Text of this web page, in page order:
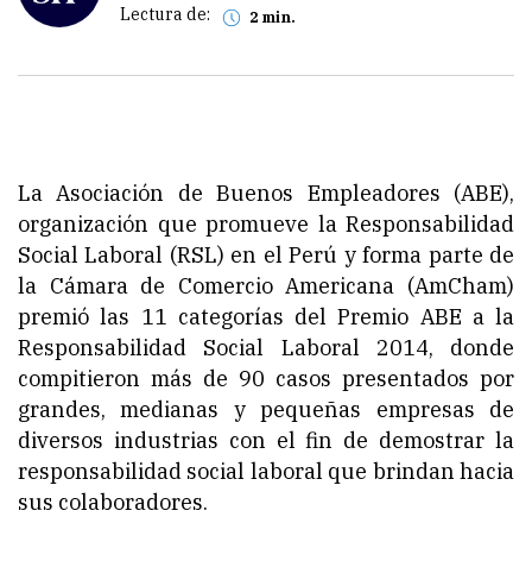
Lectura de: 2 min.
La Asociación de Buenos Empleadores (ABE),
organización que promueve la Responsabilidad
Social Laboral (RSL) en el Perú y forma parte de
la Cámara de Comercio Americana (AmCham)
premió las 11 categorías del Premio ABE a la
Responsabilidad Social Laboral 2014, donde
compitieron más de 90 casos presentados por
grandes, medianas y pequeñas empresas de
diversos industrias con el fin de demostrar la
responsabilidad social laboral que brindan hacia
sus colaboradores.